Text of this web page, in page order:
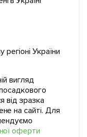
України
вигляд
від зразка
на сайті. Для
оферти